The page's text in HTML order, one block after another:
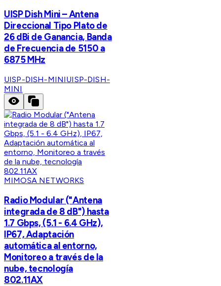
UISP Dish Mini – Antena
Direccional Tipo Plato de
26 dBi de Ganancia, Banda
de Frecuencia de 5150 a
6875 MHz
UISP-DISH-MINIUISP-DISH-
MINI
MIMOSA NETWORKS
Radio Modular ("Antena
integrada de 8 dB") hasta
1.7 Gbps, (5.1 - 6.4 GHz),
IP67, Adaptación
automática al entorno,
Monitoreo a través de la
nube, tecnología
802.11AX